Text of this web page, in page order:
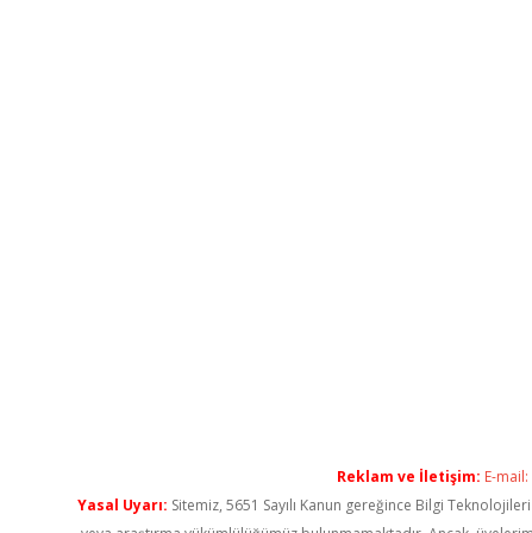
Reklam ve İletişim: E-mail:
Yasal Uyarı: Sitemiz, 5651 Sayılı Kanun gereğince Bilgi